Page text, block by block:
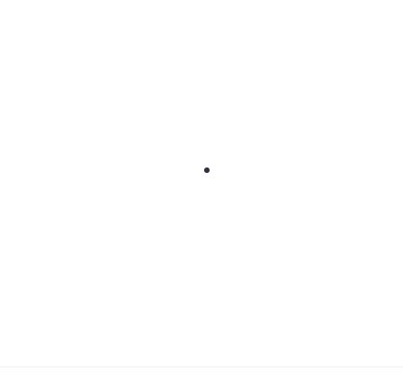
– El Casino Principal (Àudio Oficial